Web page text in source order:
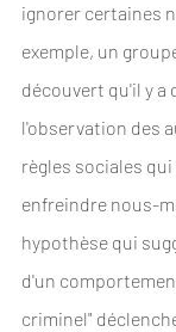
ignorer certaines
exemple, un
découvert qu'il y a
l'observation des
règles sociales
enfreindre nous-
hypothèse qui
d'un
criminel"